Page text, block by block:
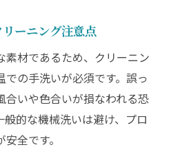
後の最適な保管方法を紹
ニングの見分け方
失敗事例から学ぶ注意点
評判の良い店舗の特徴
ーニング注意点
素材であるため、クリーニン
の手洗いが必須です。誤っ
合いや色合いが損なわれる恐
的な機械洗いは避け、プロ
全です。